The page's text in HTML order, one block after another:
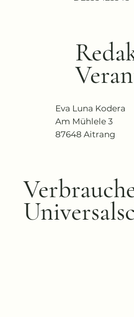
Eva Luna Kodera
Am Mühlele 3
87648 Aitrang